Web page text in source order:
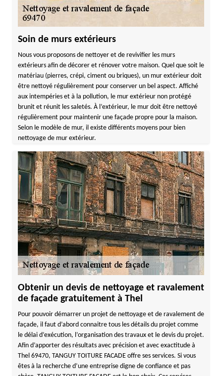
Soin de murs extérieurs
Nous vous proposons de nettoyer et de revivifier les murs
extérieurs afin de décorer et rénover votre maison. Quel que soit le
matériau (pierres, crépi, ciment ou briques), un mur extérieur doit
être nettoyé régulièrement pour conserver un bel aspect. Affiché
aux intempéries et à la pollution, le mur extérieur non protégé
brunit et réunit les saletés. À l’extérieur, le mur doit être nettoyé
régulièrement pour maintenir une façade propre pour la maison.
Selon le modèle de mur, il existe différents moyens pour bien
nettoyage de mur extérieur.
Obtenir un devis de nettoyage et ravalement
de façade gratuitement à Thel
Pour pouvoir démarrer un projet de nettoyage et de ravalement de
façade, il faut d’abord connaitre tous les détails du projet comme
le délai d’exécution, l’organisation des travaux et le devis du projet.
Afin d’apporter des résultats avec précision et avec exactitude à
Thel 69470, TANGUY TOITURE FACADE offre ses services. Si vous
êtes à la recherche d’une entreprise digne de confiance et pas